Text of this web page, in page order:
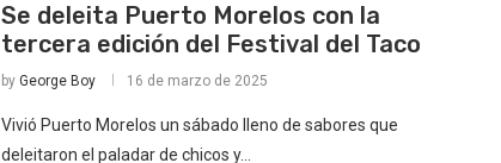
Se deleita Puerto Morelos con la
tercera edición del Festival del Taco
by George Boy 16 de marzo de 2025
Vivió Puerto Morelos un sábado lleno de sabores que
deleitaron el paladar de chicos y…